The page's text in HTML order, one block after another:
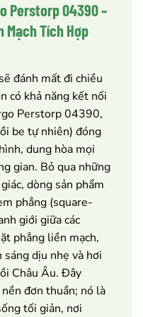
Perstorp 04390 –
Mạch Tích Hợp
đánh mất đi chiều
có khả năng kết nối
Perstorp 04390,
be tự nhiên) đóng
dung hòa mọi
gian. Bỏ qua những
dòng sản phẩm
phẳng (square-
giới giữa các
phẳng liền mạch,
dịu nhẹ và hơi
Châu Âu. Đây
đơn thuần; nó là
tối giản, nơi